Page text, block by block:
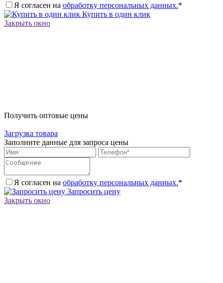
Я согласен на обработку персональных данных.*
Купить в один клик
Закрыть окно
Получить оптовые цены
Загрузка товара
Заполните данные для запроса цены
Я согласен на обработку персональных данных.*
Запросить цену
Закрыть окно